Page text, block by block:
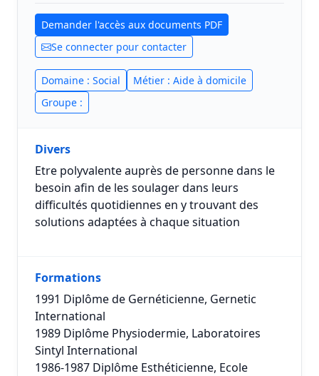
Demander l'accès aux documents PDF
Se connecter pour contacter
Domaine : Social
Métier : Aide à domicile
Groupe :
Divers
Etre polyvalente auprès de personne dans le
besoin afin de les soulager dans leurs
difficultés quotidiennes en y trouvant des
solutions adaptées à chaque situation
Formations
1991 Diplôme de Gernéticienne, Gernetic
International
1989 Diplôme Physiodermie, Laboratoires
Sintyl International
1986-1987 Diplôme Esthéticienne, Ecole